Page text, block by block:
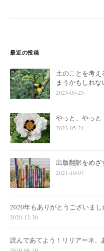
最近の投稿
土のことを考え
まうかもしれな
2023-05-25
やっと、やっと
2023-05-21
出版翻訳をめざ
2021-10-07
2020年もありがとうございまし
2020-12-30
読んであてよう！リリアーネ